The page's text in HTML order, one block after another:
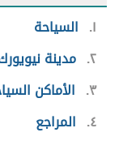
١
السياحة
٢ مدينة
٣
الأماكن
٤
المراجع